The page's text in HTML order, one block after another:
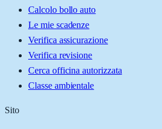
Calcolo bollo auto
Le mie scadenze
Verifica assicurazione
Verifica revisione
Cerca officina autorizzata
Classe ambientale
Sito